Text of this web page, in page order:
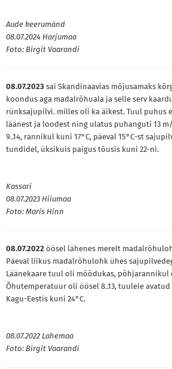
Aude keerumänd
08.07.2024 Harjumaa
Foto: Birgit Vaarandi
08.07.2023 sai Skandinaavias mõjusamaks
koondus aga madalrõhuala ja selle serv
rünksajupilvi. milles oli ka äikest. Tuul puhus
läänest ja loodest ning ulatus puhanguti 13
9..14, rannikul kuni 17°C, päeval 15°C-st
tundidel, üksikuis paigus tõusis kuni 22-ni.
Kassari
08.07.2023 Hiiumaa
Foto: Maris Hinn
08.07.2022 öösel lähenes merelt
Päeval liikus madalrõhulohk ühes
Läänekaare tuul oli mõõdukas, põhjarannikul
Õhutemperatuur oli öösel 8..13, tuulele avatud
Kagu-Eestis kuni 24°C.
08.07.2022 Lahemaa
Foto: Birgit Vaarandi